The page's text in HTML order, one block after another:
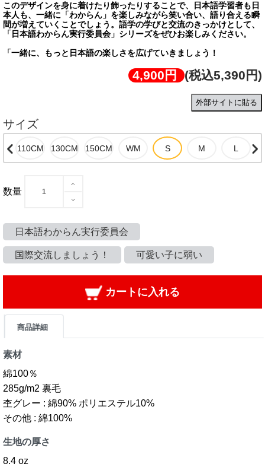
このデザインを身に着けたり飾ったりすることで、日本語学習者も日
本人も、一緒に「わからん」を楽しみながら笑い合い、語り合える瞬
間が増えていくことでしょう。語学の学びと交流のきっかけとして、
「日本語わからん実行委員会」シリーズをぜひお楽しみください。
「一緒に、もっと日本語の楽しさを広げていきましょう！
4,900円 (税込5,390円)
外部サイトに貼る
サイズ
数量
日本語わからん実行委員会
国際交流しましょう！ 可愛い子に弱い
カートに入れる
商品詳細
素材
綿100％
285g/m2 裏毛
杢グレー : 綿90% ポリエステル10%
その他 : 綿100%
生地の厚さ
8.4 oz